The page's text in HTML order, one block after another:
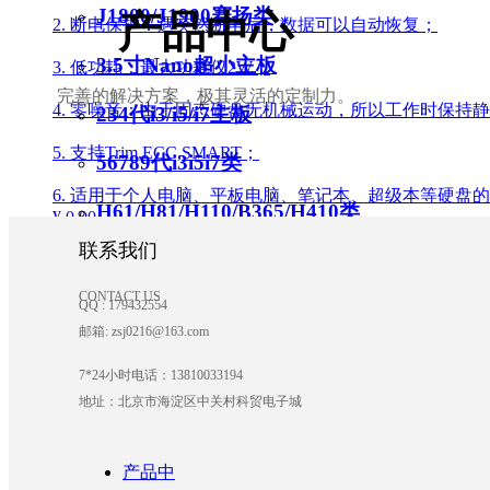
2. 断电保护：遇突然断电后，数据可以自动恢复；
3. 低功耗：最大功耗仅2W；
4. 零噪音：由于固态硬盘无机械运动，所以工作时保持静
5. 支持Trim,ECC,SMART；
6. 适用于个人电脑、平板电脑、笔记本、超级本等硬盘的
¥ 0.00
立即购买
J1800/J1900赛扬类
3.5寸Nano超小主板
234代i3/i5/i7主板
56789代i3i5i7类
H61/H81/H110/B365/H410类
独立显卡类主板
无风扇主板
安卓主板
产品中心
完善的解决方案，极其灵活的定制力。
联系我们
CONTACT US
QQ : 179432554
邮箱: zsj0216@163.com
7*24小时电话：13810033194
地址：北京市海淀区中关村科贸电子城
产品中